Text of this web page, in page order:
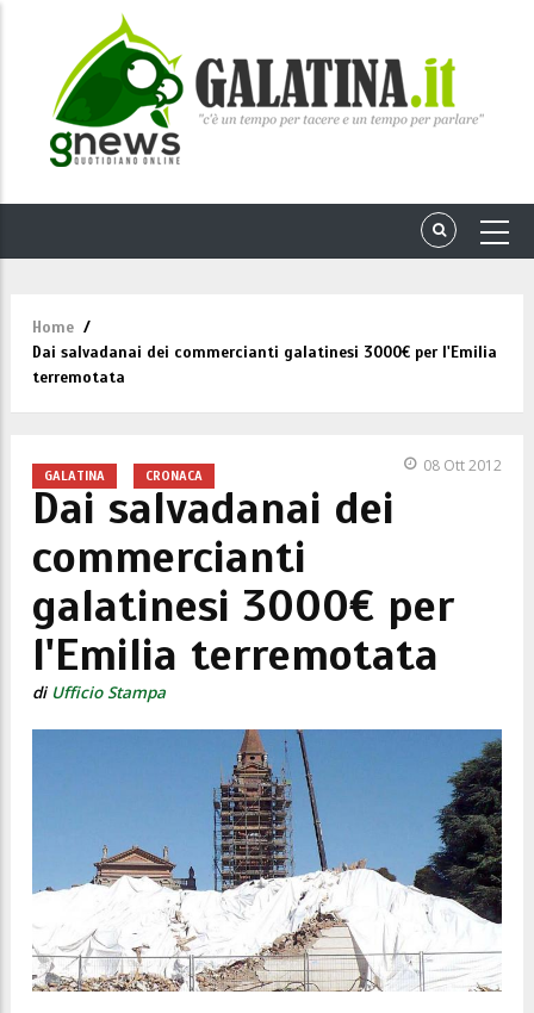
Briciole
di
pane
Home /
Dai salvadanai dei commercianti galatinesi 3000€ per l'Emilia
terremotata
GALATINA CRONACA 08 Ott 2012
Dai salvadanai dei
commercianti
galatinesi 3000€ per
l'Emilia terremotata
di Ufficio Stampa